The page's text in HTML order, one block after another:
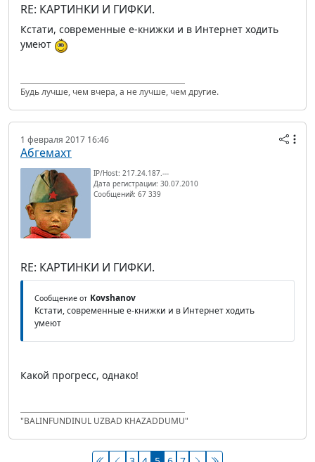
RE: КАРТИНКИ И ГИФКИ.
Кстати, современные е-книжки и в Интернет ходить
умеют
Будь лучше, чем вчера, а не лучше, чем другие.
1 февраля 2017 16:46
Абгемахт
IP/Host: 217.24.187.---
Дата регистрации: 30.07.2010
Сообщений: 67 339
RE: КАРТИНКИ И ГИФКИ.
Сообщение от Kovshanov
Кстати, современные е-книжки и в Интернет ходить
умеют
Какой прогресс, однако!
"BALINFUNDINUL UZBAD KHAZADDUMU"